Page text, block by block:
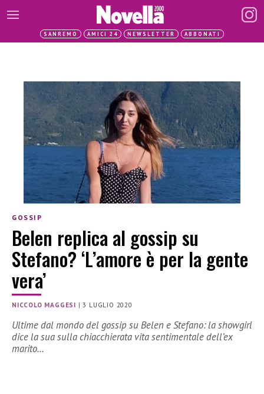
SANREMO AMICI 24 NEWSLETTER ABBONATI
GOSSIP
Belen replica al gossip su
Stefano? ‘L’amore è per la gente
vera’
NICCOLO MAGGESI |3 LUGLIO 2020
Ultime dal mondo del gossip su Belen e Stefano: la showgirl
dice la sua sulla chiacchierata vita sentimentale dell’ex
marito…